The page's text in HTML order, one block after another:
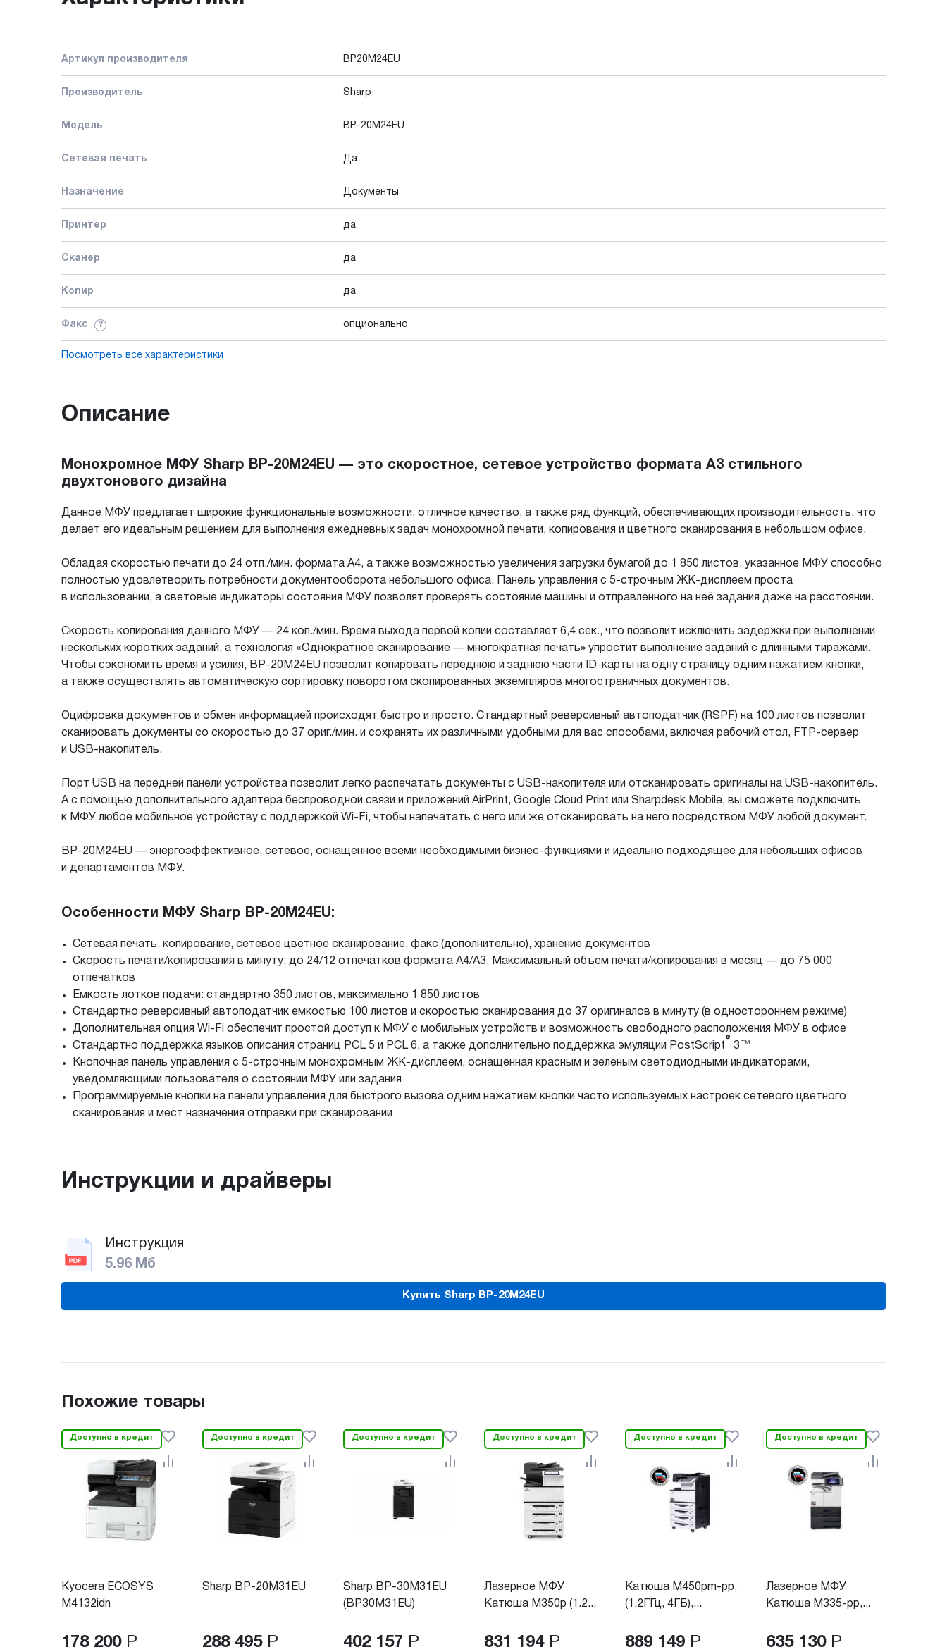
Артикул производителя BP20M24EU
Производитель Sharp
Модель BP-20M24EU
Сетевая печать Да
Назначение Документы
Принтер да
Сканер да
Копир да
Факс ? опционально
Посмотреть все характеристики
Описание
Монохромное МФУ Sharp BP-20M24EU — это скоростное, сетевое устройство формата A3 стильного
двухтонового дизайна
Данное МФУ предлагает широкие функциональные возможности, отличное качество, а также ряд функций, обеспечивающих производительность, что
делает его идеальным решением для выполнения ежедневных задач монохромной печати, копирования и цветного сканирования в небольшом офисе.
Обладая скоростью печати до 24 отп./мин. формата A4, а также возможностью увеличения загрузки бумагой до 1 850 листов, указанное МФУ способно
полностью удовлетворить потребности документооборота небольшого офиса. Панель управления с 5-строчным ЖК-дисплеем проста
в использовании, а световые индикаторы состояния МФУ позволят проверять состояние машины и отправленного на неё задания даже на расстоянии.
Скорость копирования данного МФУ — 24 коп./мин. Время выхода первой копии составляет 6,4 сек., что позволит исключить задержки при выполнении
нескольких коротких заданий, а технология «Однократное сканирование — многократная печать» упростит выполнение заданий с длинными тиражами.
Чтобы сэкономить время и усилия, BP-20M24EU позволит копировать переднюю и заднюю части ID-карты на одну страницу одним нажатием кнопки,
а также осуществлять автоматическую сортировку поворотом скопированных экземпляров многостраничных документов.
Оцифровка документов и обмен информацией происходят быстро и просто. Стандартный реверсивный автоподатчик (RSPF) на 100 листов позволит
сканировать документы со скоростью до 37 ориг./мин. и ​​сохранять их различными удобными для вас способами, включая рабочий стол, FTP-сервер
и USB-накопитель.
Порт USB на передней панели устройства позволит легко распечатать документы с USB-накопителя или отсканировать оригиналы на USB-накопитель.
А с помощью дополнительного адаптера беспроводной связи и приложений AirPrint, Google Cloud Print или Sharpdesk Mobile, вы сможете подключить
к МФУ любое мобильное устройству с поддержкой Wi-Fi, чтобы напечатать с него или же отсканировать на него посредством МФУ любой документ.
BP-20M24EU — энергоэффективное, сетевое, оснащенное всеми необходимыми бизнес-функциями и идеально подходящее для небольших офисов
и департаментов МФУ.
Особенности МФУ Sharp BP-20M24EU:
Сетевая печать, копирование, сетевое цветное сканирование, факс (дополнительно), хранение документов
Скорость печати/копирования в минуту: до 24/12 отпечатков формата A4/A3. Максимальный объем печати/копирования в месяц — до 75 000
отпечатков
Емкость лотков подачи: стандартно 350 листов, максимально 1 850 листов
Стандартно реверсивный автоподатчик емкостью 100 листов и скоростью сканирования до 37 оригиналов в минуту (в одностороннем режиме)
Дополнительная опция Wi-Fi обеспечит простой доступ к МФУ с мобильных устройств и возможность свободного расположения МФУ в офисе
Стандартно поддержка языков описания страниц PCL 5 и PCL 6, а также дополнительно поддержка эмуляции PostScript
®
3™
Кнопочная панель управления с 5-строчным монохромным ЖК-дисплеем, оснащенная красным и зеленым светодиодными индикаторами,
уведомляющими пользователя о состоянии МФУ или задания
Программируемые кнопки на панели управления для быстрого вызова одним нажатием кнопки часто используемых настроек сетевого цветного
сканирования и мест назначения отправки при сканировании
Инструкции и драйверы
Инструкция
5.96 Мб
Купить Sharp BP-20M24EU
Похожие товары
Доступно в кредит
Kyocera ECOSYS
M4132idn
178 200 Р
Доступно в кредит
Sharp BP-20M31EU
288 495 Р
Доступно в кредит
Sharp BP-30M31EU
(BP30M31EU)
402 157 Р
Доступно в кредит
Лазерное МФУ
Катюша М350p (1.2...
831 194 Р
Доступно в кредит
Катюша М450pm-pp,
(1.2ГГц, 4ГБ),...
889 149 Р
Доступно в кредит
Лазерное МФУ
Катюша M335-pp,...
635 130 Р